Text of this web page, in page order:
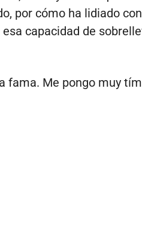
por cómo ha lidiado
esa capacidad de
fama. Me pongo muy